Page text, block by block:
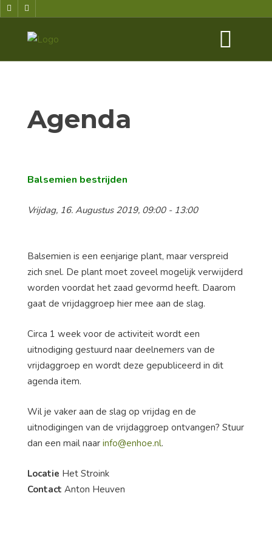
Agenda
Balsemien bestrijden
Vrijdag, 16. Augustus 2019, 09:00 - 13:00
Balsemien is een eenjarige plant, maar verspreid
zich snel. De plant moet zoveel mogelijk verwijderd
worden voordat het zaad gevormd heeft. Daarom
gaat de vrijdaggroep hier mee aan de slag.
Circa 1 week voor de activiteit wordt een
uitnodiging gestuurd naar deelnemers van de
vrijdaggroep en wordt deze gepubliceerd in dit
agenda item.
Wil je vaker aan de slag op vrijdag en de
uitnodigingen van de vrijdaggroep ontvangen? Stuur
dan een mail naar info@enhoe.nl.
Locatie Het Stroink
Contact Anton Heuven